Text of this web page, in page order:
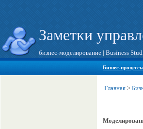
Заметки
бизнес-моделирование | Business
Бизнес-
Главная >